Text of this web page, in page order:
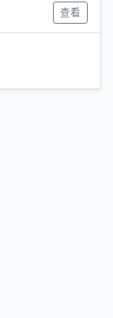
查看